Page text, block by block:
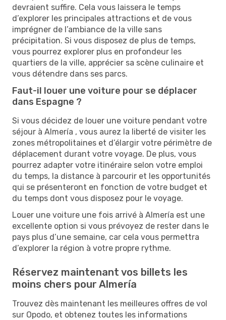
devraient suffire. Cela vous laissera le temps
d’explorer les principales attractions et de vous
imprégner de l’ambiance de la ville sans
précipitation. Si vous disposez de plus de temps,
vous pourrez explorer plus en profondeur les
quartiers de la ville, apprécier sa scène culinaire et
vous détendre dans ses parcs.
Faut-il louer une voiture pour se déplacer
dans Espagne ?
Si vous décidez de louer une voiture pendant votre
séjour à Almería , vous aurez la liberté de visiter les
zones métropolitaines et d’élargir votre périmètre de
déplacement durant votre voyage. De plus, vous
pourrez adapter votre itinéraire selon votre emploi
du temps, la distance à parcourir et les opportunités
qui se présenteront en fonction de votre budget et
du temps dont vous disposez pour le voyage.
Louer une voiture une fois arrivé à Almería est une
excellente option si vous prévoyez de rester dans le
pays plus d’une semaine, car cela vous permettra
d’explorer la région à votre propre rythme.
Réservez maintenant vos billets les
moins chers pour Almería
Trouvez dès maintenant les meilleures offres de vol
sur Opodo, et obtenez toutes les informations